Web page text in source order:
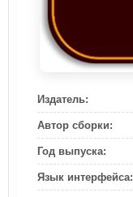
Издатель:
Автор сборки:
Год выпуска:
Язык интерфейса: